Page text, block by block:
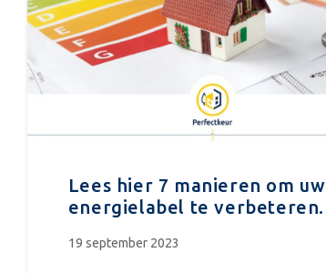
Lees hier 7 manieren om uw
energielabel te verbeteren.
19 september 2023